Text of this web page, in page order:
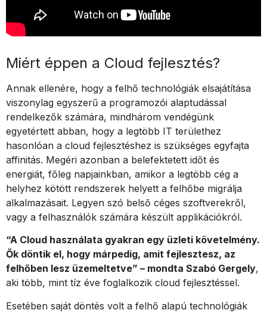
Miért éppen a Cloud fejlesztés?
Annak ellenére, hogy a felhő technológiák elsajátítása
viszonylag egyszerű a programozói alaptudással
rendelkezők számára, mindhárom vendégünk
egyetértett abban, hogy a legtöbb IT területhez
hasonlóan a cloud fejlesztéshez is szükséges egyfajta
affinitás. Megéri azonban a belefektetett időt és
energiát, főleg napjainkban, amikor a legtöbb cég a
helyhez kötött rendszerek helyett a felhőbe migrálja
alkalmazásait. Legyen szó belső céges szoftverekről,
vagy a felhasználók számára készült applikációkról.
“A Cloud használata gyakran egy üzleti követelmény.
Ők döntik el, hogy márpedig, amit fejlesztesz, az
felhőben lesz üzemeltetve” – mondta Szabó Gergely,
aki több, mint tíz éve foglalkozik cloud fejlesztéssel.
Esetében saját döntés volt a felhő alapú technológiák